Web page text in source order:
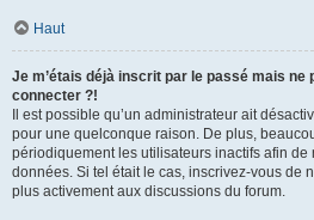
Haut
Je m’étais déjà inscrit par le passé mais ne
connecter ?!
Il est possible qu’un administrateur ait
pour une quelconque raison. De plus,
périodiquement les utilisateurs inactifs afin
données. Si tel était le cas, inscrivez-vous de
plus activement aux discussions du forum.